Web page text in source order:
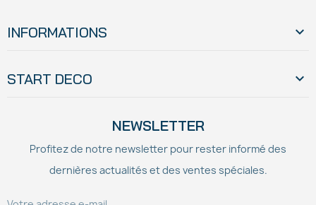
INFORMATIONS 
START DECO 
NEWSLETTER
Profitez de notre newsletter pour rester informé des
dernières actualités et des ventes spéciales.